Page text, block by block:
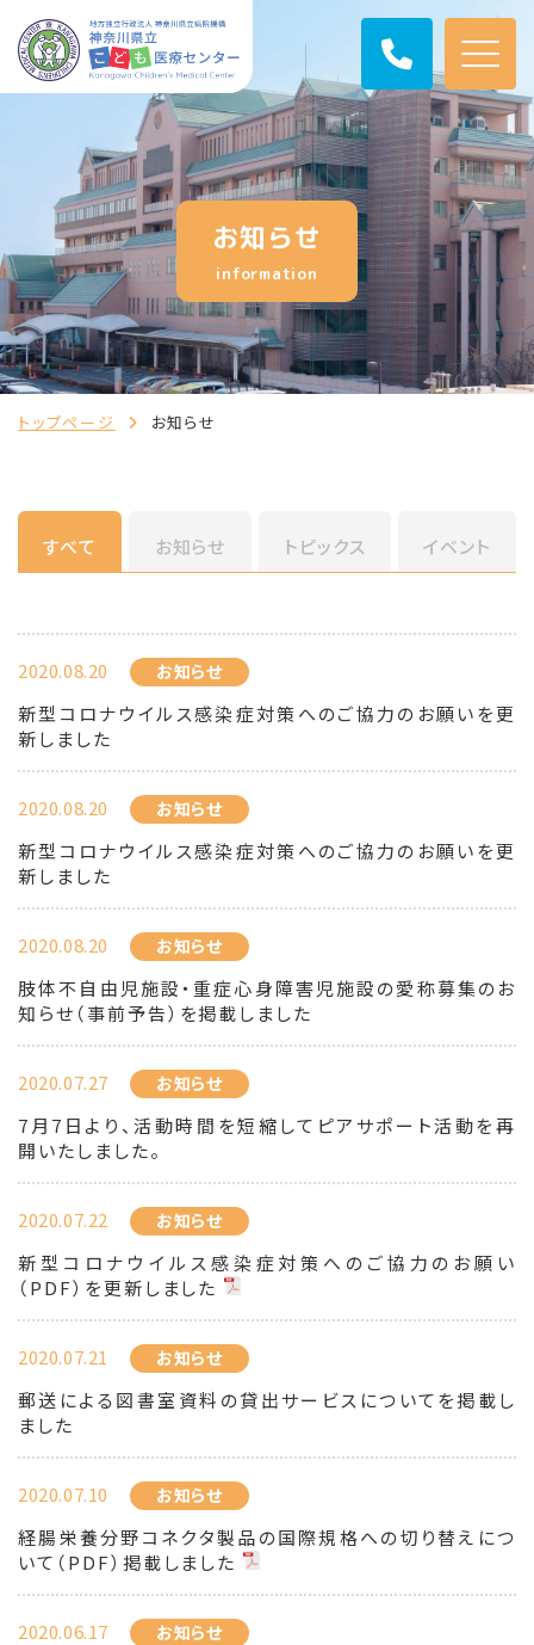
お知らせ
information
トップページ お知らせ
すべて お知らせ トピックス イベント
2020.08.20 お知らせ
新型コロナウイルス感染症対策へのご協力のお願いを更
新しました
2020.08.20 お知らせ
新型コロナウイルス感染症対策へのご協力のお願いを更
新しました
2020.08.20 お知らせ
肢体不自由児施設・重症心身障害児施設の愛称募集のお
知らせ（事前予告）を掲載しました
2020.07.27 お知らせ
7月7日より、活動時間を短縮してピアサポート活動を再
開いたしました。
2020.07.22 お知らせ
新型コロナウイルス感染症対策へのご協力のお願い
（PDF）を更新しました
2020.07.21 お知らせ
郵送による図書室資料の貸出サービスについてを掲載し
ました
2020.07.10 お知らせ
経腸栄養分野コネクタ製品の国際規格への切り替えにつ
いて（PDF）掲載しました
2020.06.17 お知らせ